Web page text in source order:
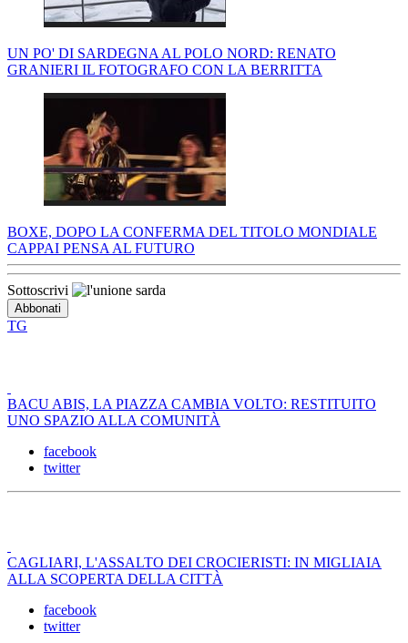
UN PO' DI SARDEGNA AL POLO NORD: RENATO
GRANIERI IL FOTOGRAFO CON LA BERRITTA
BOXE, DOPO LA CONFERMA DEL TITOLO MONDIALE
CAPPAI PENSA AL FUTURO
Sottoscrivi
TG
BACU ABIS, LA PIAZZA CAMBIA VOLTO: RESTITUITO
UNO SPAZIO ALLA COMUNITÀ
facebook
twitter
CAGLIARI, L'ASSALTO DEI CROCIERISTI: IN MIGLIAIA
ALLA SCOPERTA DELLA CITTÀ
facebook
twitter